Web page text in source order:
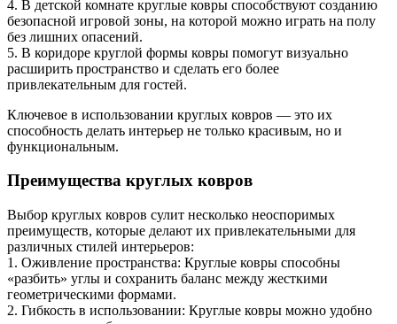
4. В детской комнате круглые ковры способствуют созданию
безопасной игровой зоны, на которой можно играть на полу
без лишних опасений.
5. В коридоре круглой формы ковры помогут визуально
расширить пространство и сделать его более
привлекательным для гостей.
Ключевое в использовании круглых ковров — это их
способность делать интерьер не только красивым, но и
функциональным.
Преимущества круглых ковров
Выбор круглых ковров сулит несколько неоспоримых
преимуществ, которые делают их привлекательными для
различных стилей интерьеров:
1. Оживление пространства: Круглые ковры способны
«разбить» углы и сохранить баланс между жесткими
геометрическими формами.
2. Гибкость в использовании: Круглые ковры можно удобно